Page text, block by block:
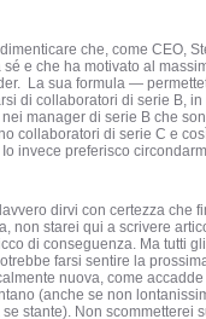
che, come CEO,
e che ha motivato al
La sua formula —
di collaboratori di serie B,
manager di serie B che
collaboratori di serie C e
invece preferisco
dirvi con certezza che
non starei qui a scrivere
di conseguenza. Ma tutti
farsi sentire la
nuova, come
(anche se non
stante). Non scommetterei